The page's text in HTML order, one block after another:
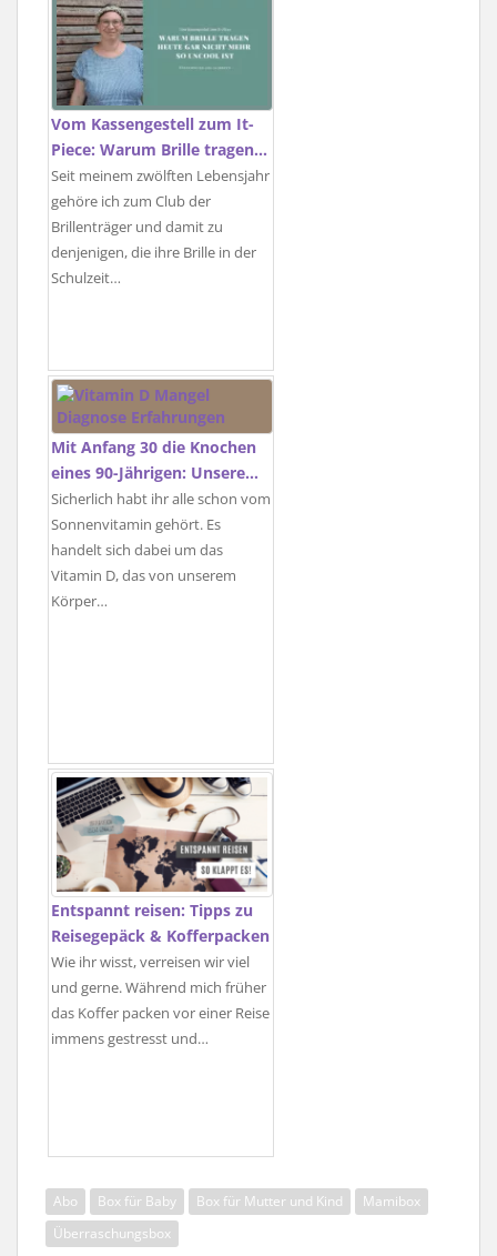
Vom Kassengestell zum It-
Piece: Warum Brille tragen…
Seit meinem zwölften Lebensjahr
gehöre ich zum Club der
Brillenträger und damit zu
denjenigen, die ihre Brille in der
Schulzeit…
Mit Anfang 30 die Knochen
eines 90-Jährigen: Unsere…
Sicherlich habt ihr alle schon vom
Sonnenvitamin gehört. Es
handelt sich dabei um das
Vitamin D, das von unserem
Körper…
Entspannt reisen: Tipps zu
Reisegepäck & Kofferpacken
Wie ihr wisst, verreisen wir viel
und gerne. Während mich früher
das Koffer packen vor einer Reise
immens gestresst und…
Abo Box für Baby Box für Mutter und Kind
Mamibox
Überraschungsbox